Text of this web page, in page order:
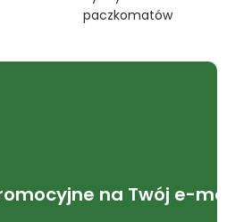
paczkomatów
na Twój e-mail